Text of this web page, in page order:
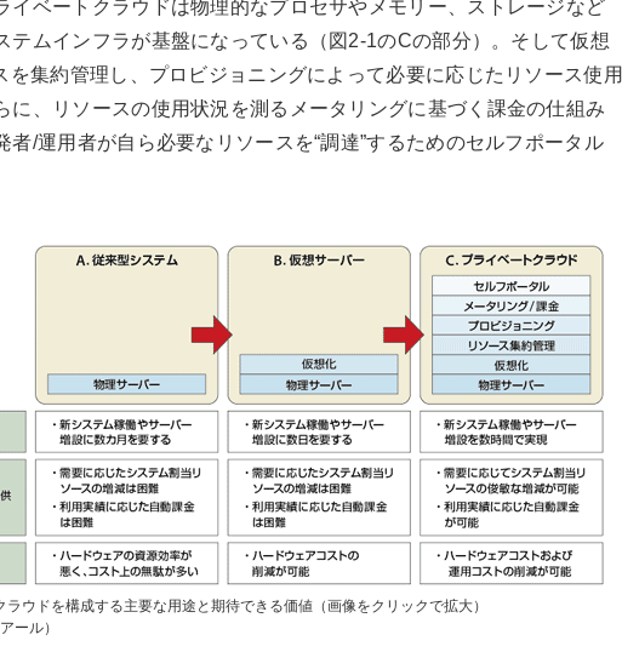
イベートクラウドは物理的なプロセサやメモリー、ストレージなど
テムインフラが基盤になっている（図2-1のCの部分）。そして仮想
を集約管理し、プロビジョニングによって必要に応じたリソース使用
に、リソースの使用状況を測るメータリングに基づく課金の仕組み
者/運用者が自ら必要なリソースを“調達”するためのセルフポータル
ウドを構成する主要な用途と期待できる価値（画像をクリックで拡大）
ール）